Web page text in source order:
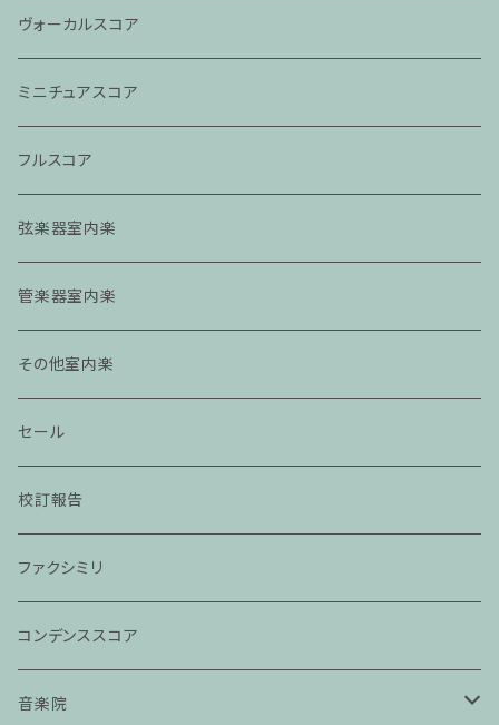
ヴォーカルスコア
ミニチュアスコア
フルスコア
弦楽器室内楽
管楽器室内楽
その他室内楽
セール
校訂報告
ファクシミリ
コンデンススコア
音楽院